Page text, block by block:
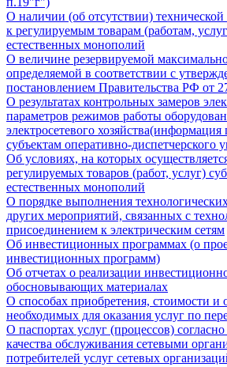
О наличии (об отсутствии)
к регулируемым товарам (работам,
естественных монополий
О величине резервируемой
определяемой в соответствии с
постановлением Правительства РФ от
О результатах контрольных замеров
параметров режимов работы
электросетевого хозяйства(информация
субъектам оперативно-диспетчерского
Об условиях, на которых
регулируемых товаров (работ, услуг)
естественных монополий
О порядке выполнения
других мероприятий, связанных с
присоединением к электрическим сетям
Об инвестиционных программах (о
инвестиционных программ)
Об отчетах о реализации
обосновывающих материалах
О способах приобретения, стоимости и
необходимых для оказания услуг по
О паспортах услуг (процессов)
качества обслуживания сетевыми
потребителей услуг сетевых